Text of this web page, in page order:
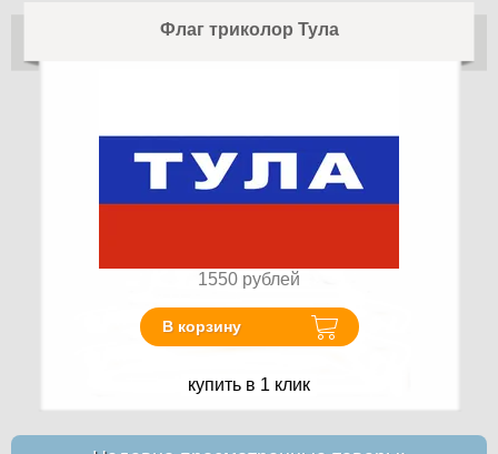
Флаг триколор Тула
1550 рублей
В корзину
купить в 1 клик